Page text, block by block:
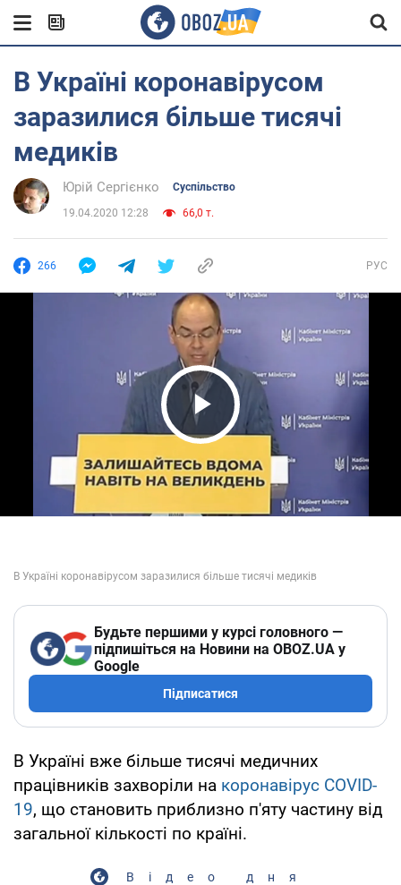
В Україні коронавірусом
заразилися більше тисячі
медиків
Юрій Сергієнко Суспільство
19.04.2020 12:28 66,0 т.
266 РУС
Play Video
Будьте першими у курсі головного —
підпишіться на Новини на OBOZ.UA у
Google
Підписатися
В Україні вже більше тисячі медичних
працівників захворіли на коронавірус COVID-
19, що становить приблизно п'яту частину від
загальної кількості по країні.
Відео дня